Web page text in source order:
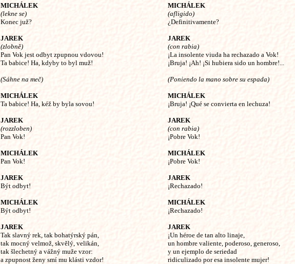
MICHÁLEK
(lekne se)
Konec juž?
JAREK
(zlobně)
Pan Vok jest odbyt zpupnou vdovou!
Ta babice! Ha, kdyby to byl muž!
(Sáhne na meč)
MICHÁLEK
Ta babice! Ha, kéž by byla sovou!
JAREK
(rozzloben)
Pan Vok!
MICHÁLEK
Pan Vok!
JAREK
Být odbyt!
MICHÁLEK
Být odbyt!
JAREK
Tak slavný rek, tak bohatýrský pán,
tak mocný velmož, skvělý, velikán,
tak šlechetný a vážný muže vzor:
a zpupnost ženy smí mu klásti vzdor!
MICHÁLEK
(afligido)
¿Definitivamente?
JAREK
(con rabia)
¡La insolente viuda ha rechazado a Vok!
¡Bruja! ¡Ah! ¡Si hubiera sido un hombre!...
(Poniendo la mano sobre su espada)
MICHÁLEK
¡Bruja! ¡Qué se convierta en lechuza!
JAREK
(con rabia)
¡Pobre Vok!
MICHÁLEK
¡Pobre Vok!
JAREK
¡Rechazado!
MICHÁLEK
¡Rechazado!
JAREK
¡Un héroe de tan alto linaje,
un hombre valiente, poderoso, generoso,
y un ejemplo de seriedad
ridiculizado por esa insolente mujer!